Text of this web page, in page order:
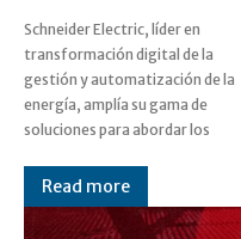
Schneider Electric, líder en
transformación digital de la
gestión y automatización de la
energía, amplía su gama de
soluciones para abordar los
desafíos de la infraestructura de
TI híbrida. “En un mundo cada vez
más digitalizado, las empresas se
enfrentan al desafío de gestionar
Read more